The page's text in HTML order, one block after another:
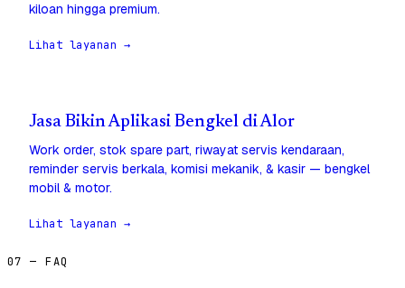
kiloan hingga premium.
Lihat layanan →
Jasa Bikin Aplikasi Bengkel di Alor
Work order, stok spare part, riwayat servis kendaraan,
reminder servis berkala, komisi mekanik, & kasir — bengkel
mobil & motor.
Lihat layanan →
07 — FAQ